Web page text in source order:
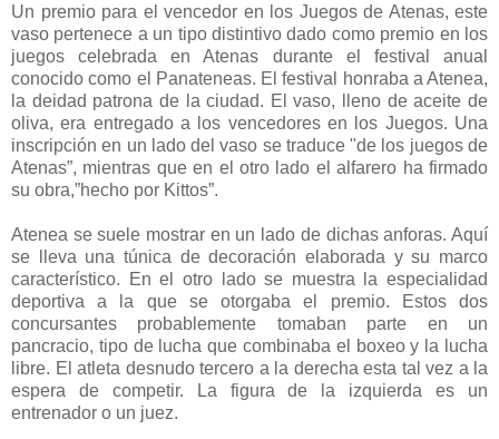
Un premio para el vencedor en los Juegos de Atenas, este
vaso pertenece a un tipo distintivo dado como premio en los
juegos celebrada en Atenas durante el festival anual
conocido como el Panateneas. El festival honraba a Atenea,
la deidad patrona de la ciudad. El vaso, lleno de aceite de
oliva, era entregado a los vencedores en los Juegos. Una
inscripción en un lado del vaso se traduce "de los juegos de
Atenas”, mientras que en el otro lado el alfarero ha firmado
su obra,”hecho por Kittos”.
Atenea se suele mostrar en un lado de dichas anforas. Aquí
se lleva una túnica de decoración elaborada y su marco
característico. En el otro lado se muestra la especialidad
deportiva a la que se otorgaba el premio. Estos dos
concursantes probablemente tomaban parte en un
pancracio, tipo de lucha que combinaba el boxeo y la lucha
libre. El atleta desnudo tercero a la derecha esta tal vez a la
espera de competir. La figura de la izquierda es un
entrenador o un juez.